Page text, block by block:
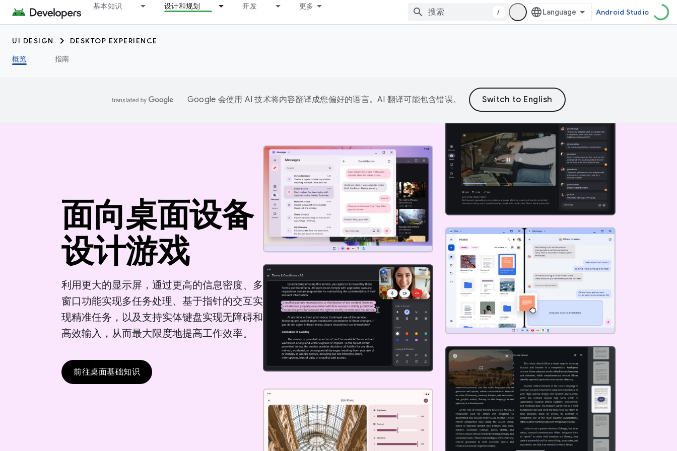
基本知识 设计和规划 开发 更多
/ Android Studio
UI DESIGN
DESKTOP EXPERIENCE
概览
指南
Google 会使用 AI 技术将内容翻译成您偏好的语言。AI 翻译可能包含错误。
面向桌面设备
设计游戏
利用更大的显示屏，通过更高的信息密度、多
窗口功能实现多任务处理、基于指针的交互实
现精准任务，以及支持实体键盘实现无障碍和
高效输入，从而最大限度地提高工作效率。
前往桌面基础知识